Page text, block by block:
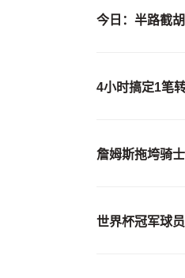
今日：半路截
4小时搞定1笔
詹姆斯拖垮骑
世界杯冠军球